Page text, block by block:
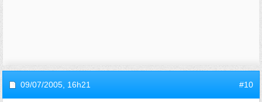
09/07/2005, 16h21 #10